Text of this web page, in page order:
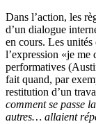
Dans l’action, les
d’un dialogue
en cours. Les unités
l’expression «je me
performatives
fait quand, par
restitution d’un
comment se passe
autres… allaient